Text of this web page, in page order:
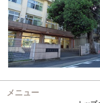
メニュー